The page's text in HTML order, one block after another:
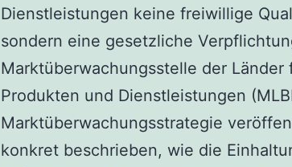
Dienstleistungen keine freiwillige
sondern eine gesetzliche
Marktüberwachungsstelle der
Produkten und Dienstleistungen
Marktüberwachungsstrategie
konkret beschrieben, wie die